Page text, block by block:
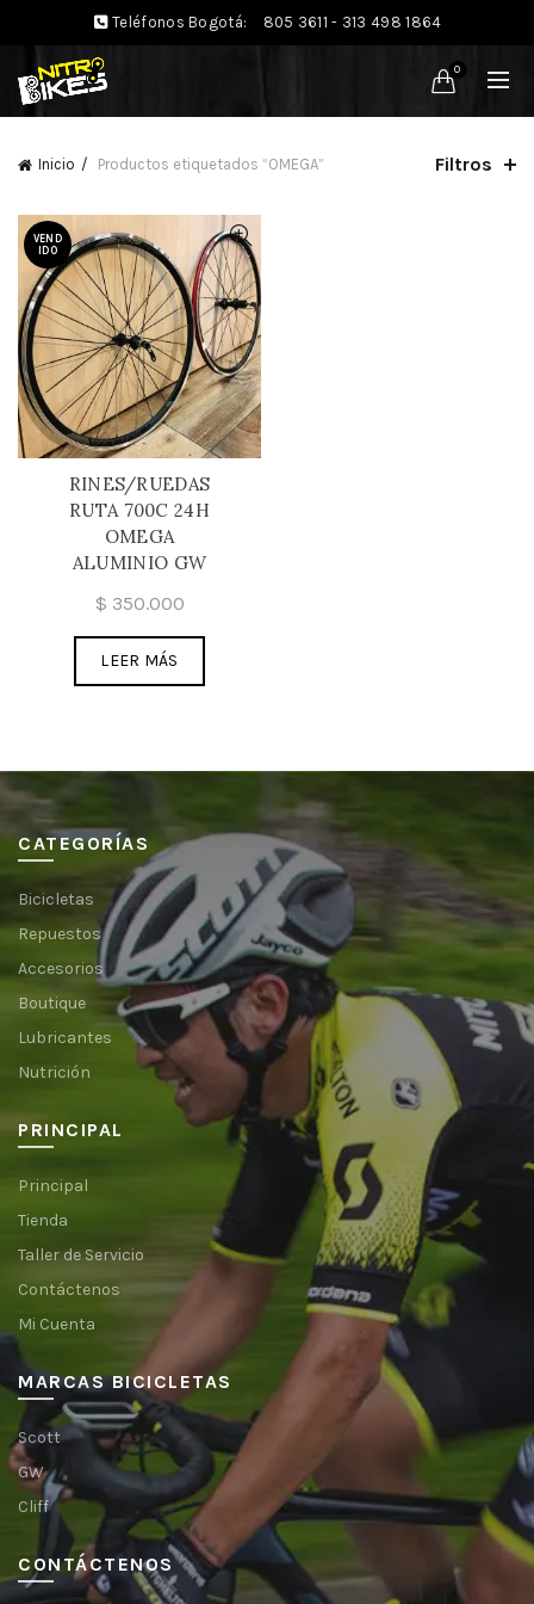
Teléfonos Bogotá: 805 3611 - 313 498 1864
0
Inicio Productos etiquetados “OMEGA” Filtros
VEND
IDO
RINES/RUEDAS
RUTA 700C 24H
OMEGA
ALUMINIO GW
$ 350.000
LEER MÁS
CATEGORÍAS
Bicicletas
Repuestos
Accesorios
Boutique
Lubricantes
Nutrición
PRINCIPAL
Principal
Tienda
Taller de Servicio
Contáctenos
Mi Cuenta
MARCAS BICICLETAS
Scott
GW
Cliff
CONTÁCTENOS